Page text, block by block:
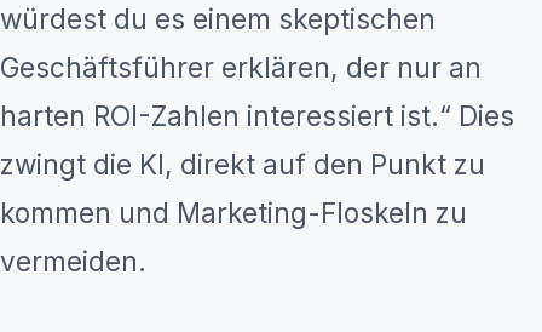
würdest du es einem skeptischen
Geschäftsführer erklären, der nur an
harten ROI-Zahlen interessiert ist.“ Dies
zwingt die KI, direkt auf den Punkt zu
kommen und Marketing-Floskeln zu
vermeiden.